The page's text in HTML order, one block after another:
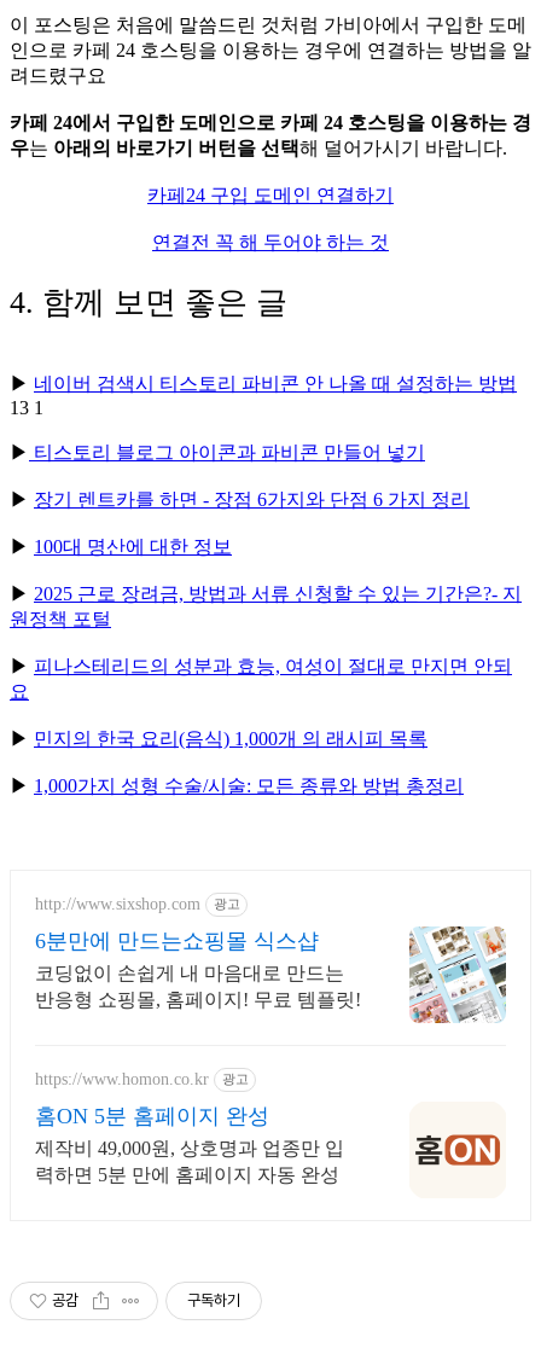
이 포스팅은 처음에 말씀드린 것처럼 가비아에서 구입한 도메
인으로 카페 24 호스팅을 이용하는 경우에 연결하는 방법을 알
려드렸구요
카페 24에서 구입한 도메인으로 카페 24 호스팅을 이용하는 경
우는 아래의 바로가기 버턴을 선택해 덜어가시기 바랍니다.
카페24 구입 도메인 연결하기
연결전 꼭 해 두어야 하는 것
4. 함께 보면 좋은 글
▶ 네이버 검색시 티스토리 파비콘 안 나올 때 설정하는 방법
13 1
▶ 티스토리 블로그 아이콘과 파비콘 만들어 넣기
▶ 장기 렌트카를 하면 - 장점 6가지와 단점 6 가지 정리
▶ 100대 명산에 대한 정보
▶ 2025 근로 장려금, 방법과 서류 신청할 수 있는 기간은?- 지
원정책 포털
▶ 피나스테리드의 성분과 효능, 여성이 절대로 만지면 안되
요
▶ 민지의 한국 요리(음식) 1,000개 의 래시피 목록
▶ 1,000가지 성형 수술/시술: 모든 종류와 방법 총정리
http://www.sixshop.com 광고
6분만에 만드는쇼핑몰 식스샵
코딩없이 손쉽게 내 마음대로 만드는
반응형 쇼핑몰, 홈페이지! 무료 템플릿!
https://www.homon.co.kr 광고
홈ON 5분 홈페이지 완성
제작비 49,000원, 상호명과 업종만 입
력하면 5분 만에 홈페이지 자동 완성
공감 구독하기